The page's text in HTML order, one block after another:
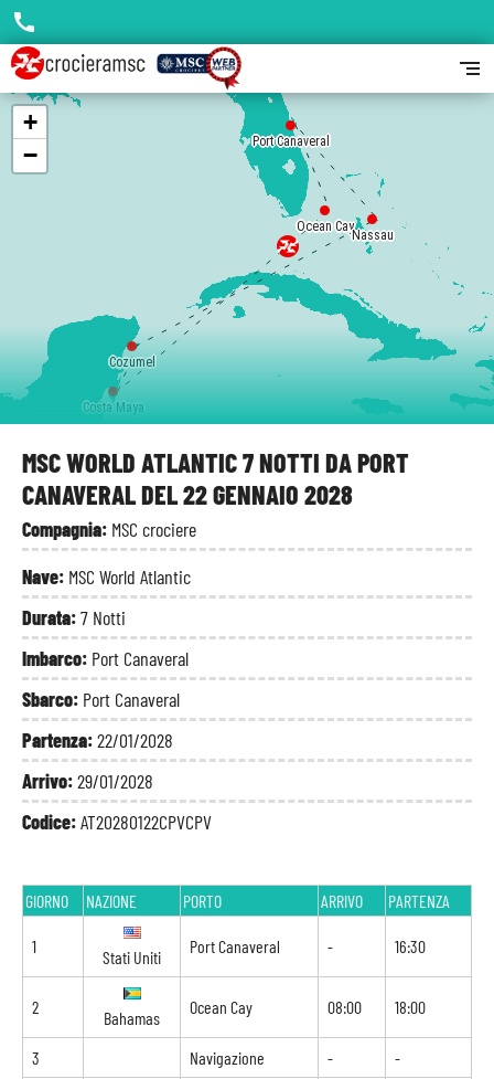
MSC WORLD ATLANTIC 7 NOTTI DA PORT
CANAVERAL DEL 22 GENNAIO 2028
Compagnia: MSC crociere
Nave: MSC World Atlantic
Durata:7 Notti
Imbarco: Port Canaveral
Sbarco: Port Canaveral
Partenza:22/01/2028
Arrivo:29/01/2028
Codice:AT20280122CPVCPV
GIORNO NAZIONE PORTO ARRIVO PARTENZA
1
Stati Uniti
Port Canaveral - 16:30
2
Bahamas
Ocean Cay 08:00 18:00
3 Navigazione - -
Port Canaveral
Ocean Cay
Costa Maya
Cozumel
Nassau
+
−
call
segment